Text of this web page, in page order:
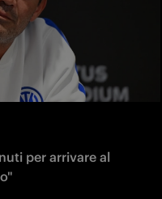
per arrivare al